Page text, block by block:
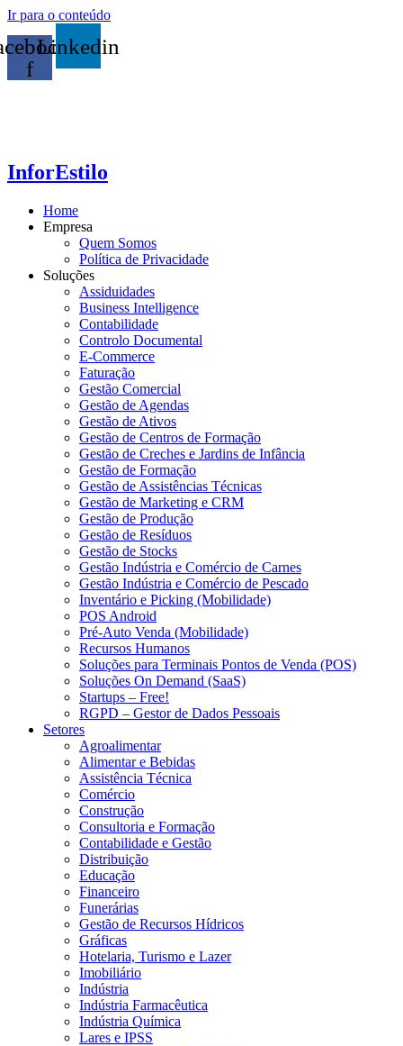
Ir para o conteúdo
f
Linkedin
InforEstilo
Home
Empresa
Quem Somos
Política de Privacidade
Soluções
Assiduidades
Business Intelligence
Contabilidade
Controlo Documental
E-Commerce
Faturação
Gestão Comercial
Gestão de Agendas
Gestão de Ativos
Gestão de Centros de Formação
Gestão de Creches e Jardins de Infância
Gestão de Formação
Gestão de Assistências Técnicas
Gestão de Marketing e CRM
Gestão de Produção
Gestão de Resíduos
Gestão de Stocks
Gestão Indústria e Comércio de Carnes
Gestão Indústria e Comércio de Pescado
Inventário e Picking (Mobilidade)
POS Android
Pré-Auto Venda (Mobilidade)
Recursos Humanos
Soluções para Terminais Pontos de Venda (POS)
Soluções On Demand (SaaS)
Startups – Free!
RGPD – Gestor de Dados Pessoais
Setores
Agroalimentar
Alimentar e Bebidas
Assistência Técnica
Comércio
Construção
Consultoria e Formação
Contabilidade e Gestão
Distribuição
Educação
Financeiro
Funerárias
Gestão de Recursos Hídricos
Gráficas
Hotelaria, Turismo e Lazer
Imobiliário
Indústria
Indústria Farmacêutica
Indústria Química
Lares e IPSS